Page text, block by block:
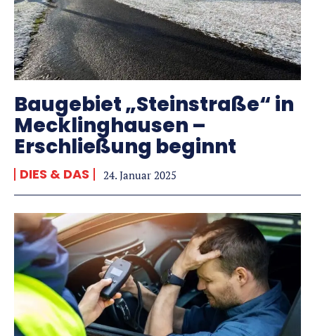
Baugebiet „Steinstraße“ in
Mecklinghausen –
Erschließung beginnt
DIES & DAS 24. Januar 2025